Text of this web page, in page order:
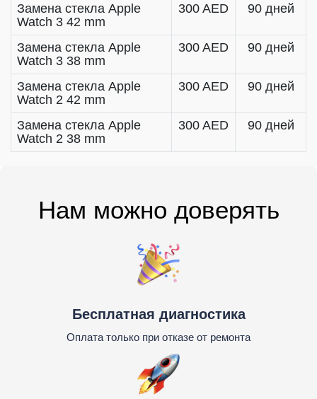
Замена стекла Apple
Watch 3 42 mm
300 AED 90 дней
Замена стекла Apple
Watch 3 38 mm
300 AED 90 дней
Замена стекла Apple
Watch 2 42 mm
300 AED 90 дней
Замена стекла Apple
Watch 2 38 mm
300 AED 90 дней
Нам можно доверять
Бесплатная диагностика
Оплата только при отказе от ремонта